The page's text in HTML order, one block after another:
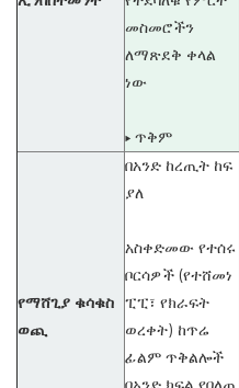
መስመሮችን
ለማጽደቅ ቀላል
ነው
▸ ጥቅም
የማሸጊያ ቁሳቁስ
ወጪ
በአንድ ከረጢት ከፍ
ያለ
አስቀድመው የተሰሩ
ቦርሳዎች (የተሸመነ
ፒፒ፣ የክራፍት
ወረቀት) ከጥሬ
ፊልም ጥቅልሎች